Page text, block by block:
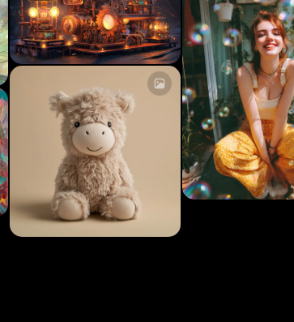
Caricamento...